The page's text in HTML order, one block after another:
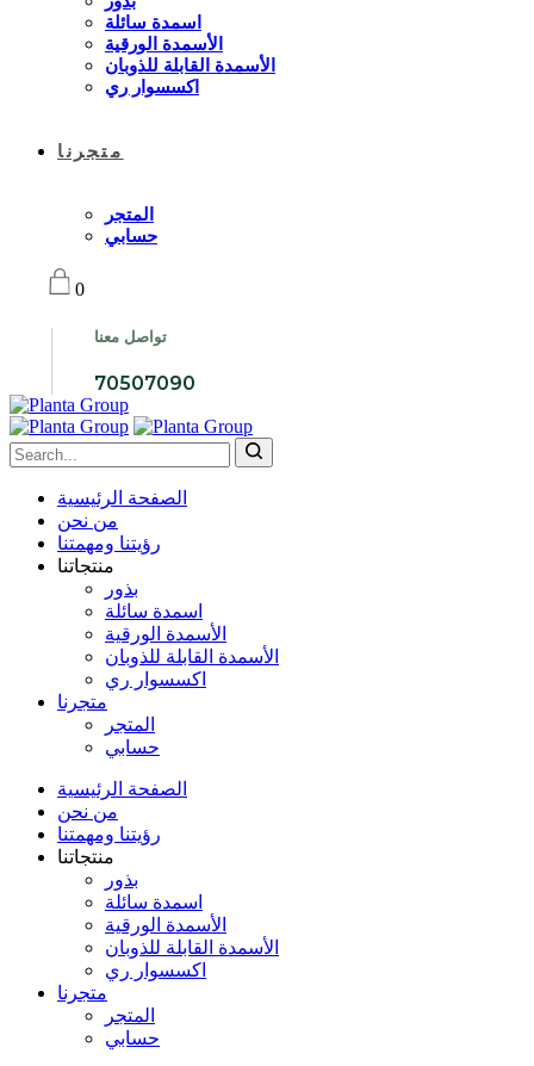
اسمدة سائلة
الأسمدة الورقية
الأسمدة القابلة للذوبان
اكسسوار ري
متجرنا
المتجر
حسابي
0
تواصل معنا
70507090
الصفحة الرئيسية
من نحن
رؤيتنا ومهمتنا
منتجاتنا
بذور
اسمدة سائلة
الأسمدة الورقية
الأسمدة القابلة للذوبان
اكسسوار ري
متجرنا
المتجر
حسابي
الصفحة الرئيسية
من نحن
رؤيتنا ومهمتنا
منتجاتنا
بذور
اسمدة سائلة
الأسمدة الورقية
الأسمدة القابلة للذوبان
اكسسوار ري
متجرنا
المتجر
حسابي